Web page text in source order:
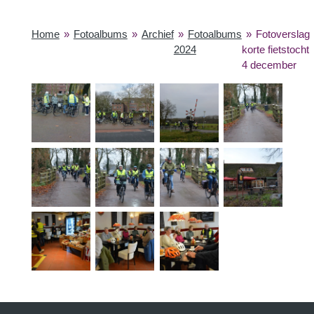
Home » Fotoalbums » Archief » Fotoalbums
2024
» Fotoverslag
korte fietstocht
4 december